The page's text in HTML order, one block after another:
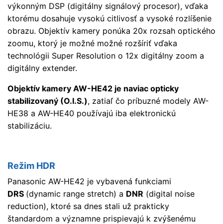
výkonným DSP (digitálny signálový procesor), vďaka
ktorému dosahuje vysokú citlivosť a vysoké rozlíšenie
obrazu. Objektív kamery ponúka 20x rozsah optického
zoomu, ktorý je možné možné rozšíriť vďaka
technológii Super Resolution o 12x digitálny zoom a
digitálny extender.
Objektív kamery AW-HE42 je naviac opticky
stabilizovaný (O.I.S.), zatiaľ čo príbuzné modely AW-
HE38 a AW-HE40 používajú iba elektronickú
stabilizáciu.
Režim HDR
Panasonic AW-HE42 je vybavená funkciami
DRS (dynamic range stretch) a DNR (digital noise
reduction), ktoré sa dnes stali už prakticky
štandardom a významne prispievajú k zvýšenému